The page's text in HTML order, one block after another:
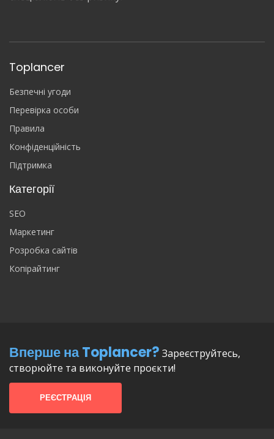
Toplancer
Безпечні угоди
Перевірка особи
Правила
Конфіденційність
Підтримка
Категорії
SEO
Маркетинг
Розробка сайтів
Копірайтинг
Вперше на Toplancer? Зареєструйтесь,
створюйте та виконуйте проєкти!
РЕЄСТРАЦІЯ